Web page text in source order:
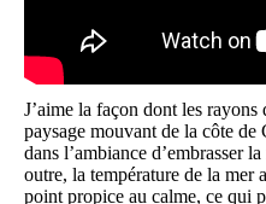
J’aime la façon dont les
paysage mouvant de la côte de
dans l’ambiance d’embrasser
outre, la température de la mer
point propice au calme, ce qui